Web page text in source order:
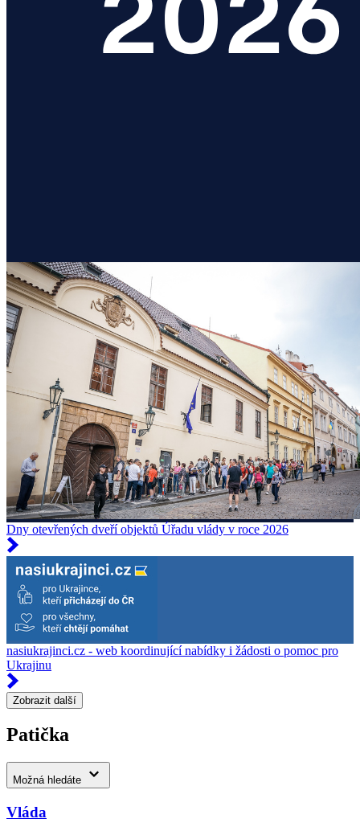
Dny otevřených dveří objektů Úřadu vlády v roce 2026
nasiukrajinci.cz - web koordinující nabídky i žádosti o pomoc pro
Ukrajinu
Zobrazit další
Patička
Možná hledáte
Vláda